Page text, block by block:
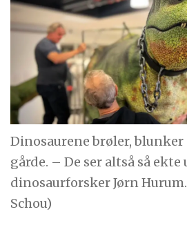
Dinosaurene brøler, blunker
gårde. – De ser altså så ekte
dinosaurforsker Jørn Hurum.
Schou)